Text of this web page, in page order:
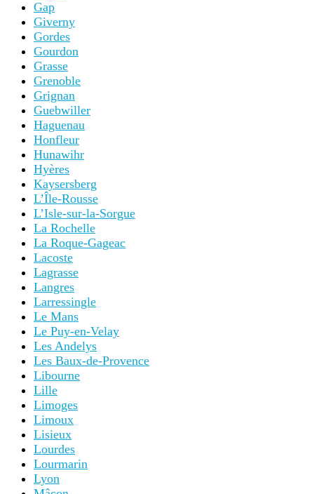
Gap
Giverny
Gordes
Gourdon
Grasse
Grenoble
Grignan
Guebwiller
Haguenau
Honfleur
Hunawihr
Hyères
Kaysersberg
L’Île-Rousse
L’Isle-sur-la-Sorgue
La Rochelle
La Roque-Gageac
Lacoste
Lagrasse
Langres
Larressingle
Le Mans
Le Puy-en-Velay
Les Andelys
Les Baux-de-Provence
Libourne
Lille
Limoges
Limoux
Lisieux
Lourdes
Lourmarin
Lyon